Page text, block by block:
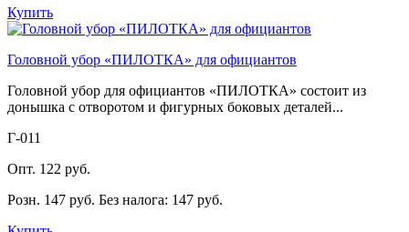
Купить
Головной убор «ПИЛОТКА» для официантов
Головной убор для официантов «ПИЛОТКА» состоит из
донышка с отворотом и фигурных боковых деталей...
Г-011
Опт. 122 руб.
Розн. 147 руб. Без налога: 147 руб.